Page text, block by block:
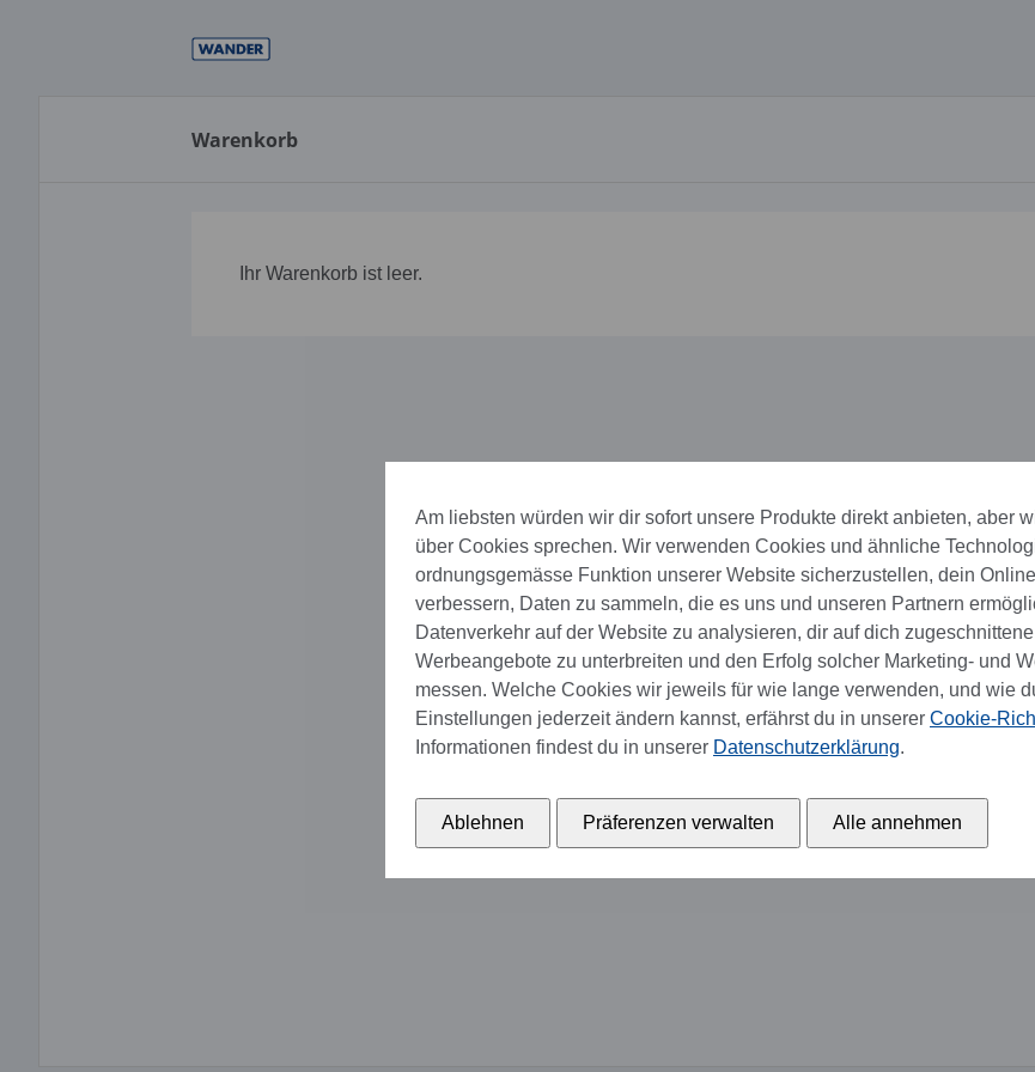
Warenkorb
Ihr Warenkorb ist leer.
Am liebsten würden wir dir sofort unsere Produkte direkt anbieten, aber
über Cookies sprechen. Wir verwenden Cookies und ähnliche
ordnungsgemässe Funktion unserer Website sicherzustellen, dein
verbessern, Daten zu sammeln, die es uns und unseren Partnern
Datenverkehr auf der Website zu analysieren, dir auf dich
Werbeangebote zu unterbreiten und den Erfolg solcher Marketing- und
messen. Welche Cookies wir jeweils für wie lange verwenden, und wie
Einstellungen jederzeit ändern kannst, erfährst du in unserer Cookie-
Informationen findest du in unserer Datenschutzerklärung.
Ablehnen Präferenzen verwalten Alle annehmen